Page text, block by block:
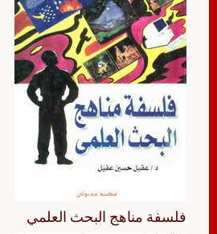
فلسفة مناهج البحث العلمي